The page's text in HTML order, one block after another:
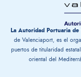
La Autoridad Portuaria de
de Valenciaport, es el
puertos de titularidad
oriental del